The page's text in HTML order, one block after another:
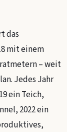
das
mit einem
– weit
Jedes Jahr
ein Teich,
2022 ein